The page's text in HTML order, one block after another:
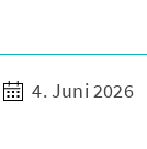
4. Juni 2026